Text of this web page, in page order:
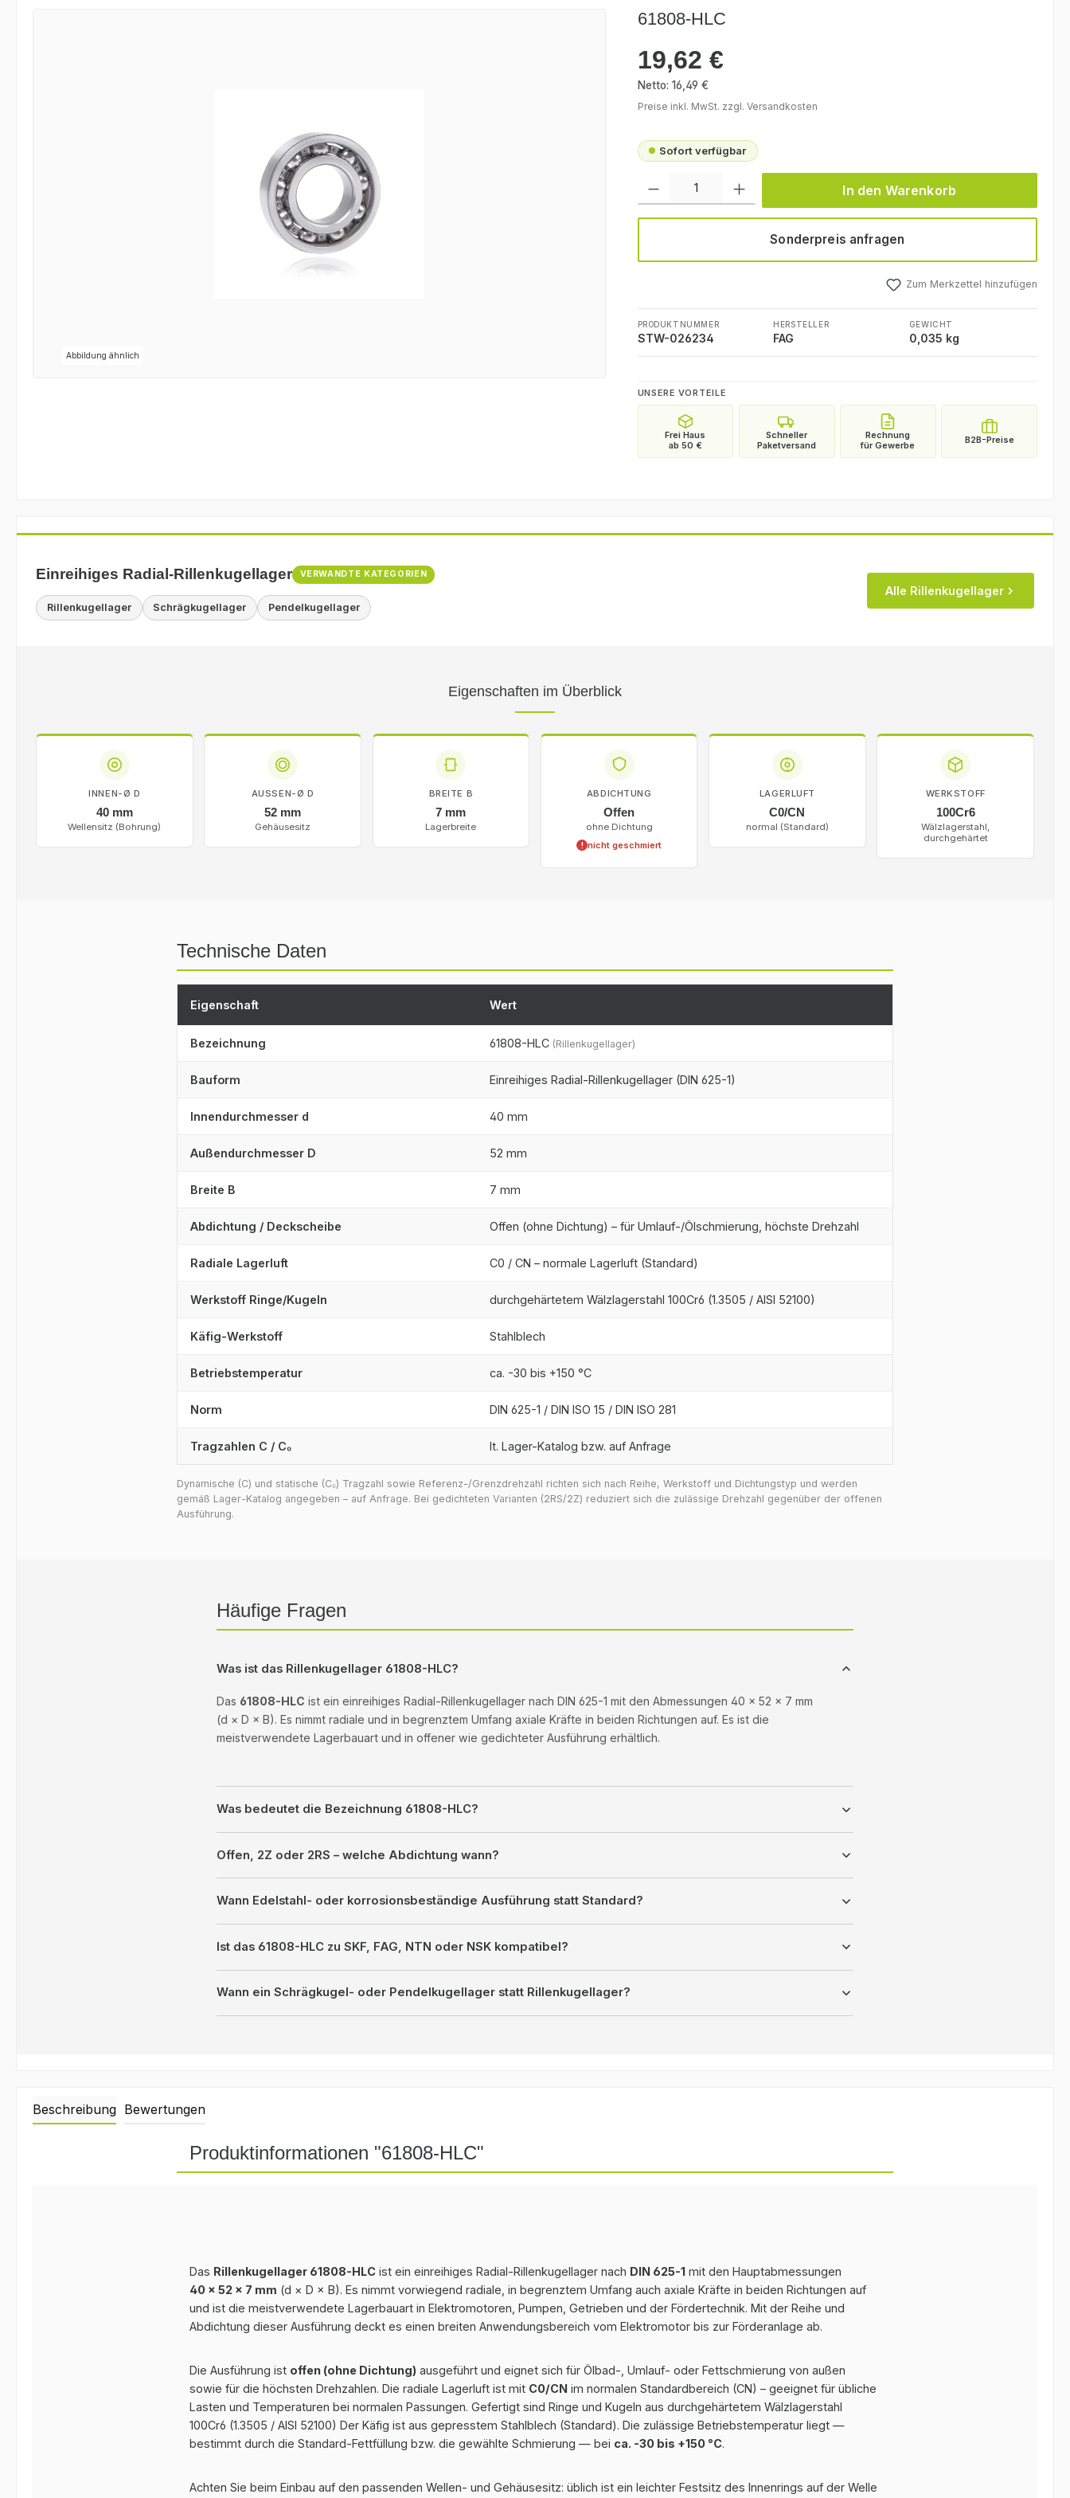
Abbildung ähnlich
61808-HLC
Regulärer Preis:
19,62 €
Netto: 16,49 €
Preise inkl. MwSt. zzgl. Versandkosten
Sofort verfügbar
Produkt Anzahl: Gib den gewünschten Wert ein oder benutze die Schaltflächen
In den Warenkorb
Sonderpreis anfragen
Zum Merkzettel hinzufügen
PRODUKTNUMMER
STW-026234
HERSTELLER
FAG
GEWICHT
0,035 kg
UNSERE VORTEILE
Einreihiges Radial-Rillenkugellager VERWANDTE KATEGORIEN
Rillenkugellager Schrägkugellager Pendelkugellager
Alle Rillenkugellager
Eigenschaften im Überblick
INNEN-Ø D
40 mm
Wellensitz (Bohrung)
AUSSEN-Ø D
52 mm
Gehäusesitz
BREITE B
7 mm
Lagerbreite
ABDICHTUNG
Offen
ohne Dichtung
! nicht geschmiert
LAGERLUFT
C0/CN
normal (Standard)
WERKSTOFF
100Cr6
Wälzlagerstahl,
durchgehärtet
Technische Daten
Eigenschaft Wert
Bezeichnung 61808-HLC (Rillenkugellager)
Bauform Einreihiges Radial-Rillenkugellager (DIN 625-1)
Innendurchmesser d 40 mm
Außendurchmesser D 52 mm
Breite B 7 mm
Abdichtung / Deckscheibe Offen (ohne Dichtung) – für Umlauf-/Ölschmierung, höchste Drehzahl
Radiale Lagerluft C0 / CN – normale Lagerluft (Standard)
Werkstoff Ringe/Kugeln durchgehärtetem Wälzlagerstahl 100Cr6 (1.3505 / AISI 52100)
Käfig-Werkstoff Stahlblech
Betriebstemperatur ca. -30 bis +150 °C
Norm DIN 625-1 / DIN ISO 15 / DIN ISO 281
Tragzahlen C / C₀ lt. Lager-Katalog bzw. auf Anfrage
Dynamische (C) und statische (C₀) Tragzahl sowie Referenz-/Grenzdrehzahl richten sich nach Reihe, Werkstoff und Dichtungstyp und werden
gemäß Lager-Katalog angegeben – auf Anfrage. Bei gedichteten Varianten (2RS/2Z) reduziert sich die zulässige Drehzahl gegenüber der offenen
Ausführung.
Häufige Fragen
Was ist das Rillenkugellager 61808-HLC?
Das 61808-HLC ist ein einreihiges Radial-Rillenkugellager nach DIN 625-1 mit den Abmessungen 40 × 52 × 7 mm
(d × D × B). Es nimmt radiale und in begrenztem Umfang axiale Kräfte in beiden Richtungen auf. Es ist die
meistverwendete Lagerbauart und in offener wie gedichteter Ausführung erhältlich.
Was bedeutet die Bezeichnung 61808-HLC?
Offen, 2Z oder 2RS – welche Abdichtung wann?
Wann Edelstahl- oder korrosionsbeständige Ausführung statt Standard?
Ist das 61808-HLC zu SKF, FAG, NTN oder NSK kompatibel?
Wann ein Schrägkugel- oder Pendelkugellager statt Rillenkugellager?
Beschreibung Bewertungen
Produktinformationen "61808-HLC"
Das Rillenkugellager 61808-HLC ist ein einreihiges Radial-Rillenkugellager nach DIN 625-1 mit den Hauptabmessungen
40 × 52 × 7 mm (d × D × B). Es nimmt vorwiegend radiale, in begrenztem Umfang auch axiale Kräfte in beiden Richtungen auf
und ist die meistverwendete Lagerbauart in Elektromotoren, Pumpen, Getrieben und der Fördertechnik. Mit der Reihe und
Abdichtung dieser Ausführung deckt es einen breiten Anwendungsbereich vom Elektromotor bis zur Förderanlage ab.
Die Ausführung ist offen (ohne Dichtung) ausgeführt und eignet sich für Ölbad-, Umlauf- oder Fettschmierung von außen
sowie für die höchsten Drehzahlen. Die radiale Lagerluft ist mit C0/CN im normalen Standardbereich (CN) – geeignet für übliche
Lasten und Temperaturen bei normalen Passungen. Gefertigt sind Ringe und Kugeln aus durchgehärtetem Wälzlagerstahl
100Cr6 (1.3505 / AISI 52100) Der Käfig ist aus gepresstem Stahlblech (Standard). Die zulässige Betriebstemperatur liegt —
bestimmt durch die Standard-Fettfüllung bzw. die gewählte Schmierung — bei ca. -30 bis +150 °C.
Achten Sie beim Einbau auf den passenden Wellen- und Gehäusesitz: üblich ist ein leichter Festsitz des Innenrings auf der Welle